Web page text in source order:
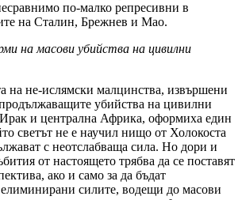
по-малко репресивни в
на Сталин, Брежнев и Мао.
на масови убийства на цивилни
на не-ислямски малцинства, извършени
убийства на цивилни
и централна Африка, оформиха един
светът не е научил нищо от Холокоста
с неотслабваща сила. Но дори и
от настоящето трябва да се поставят
ако и само за да бъдат
силите, водещи до масови